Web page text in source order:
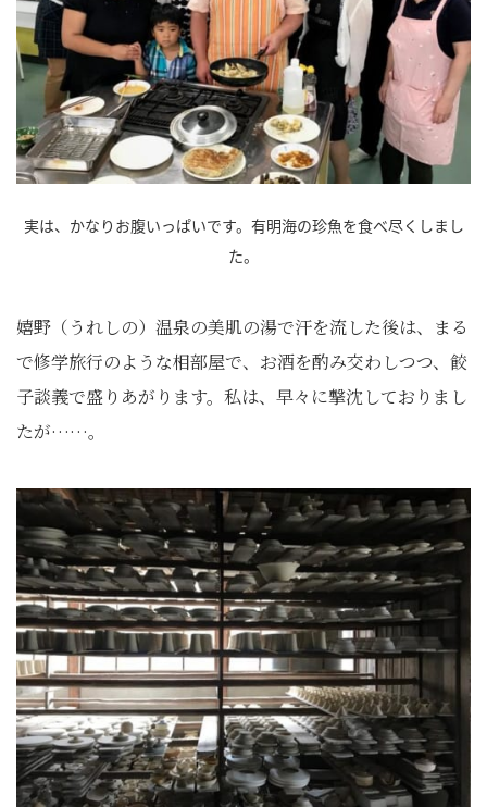
実は、かなりお腹いっぱいです。有明海の珍魚を食べ尽くしまし
た。
嬉野（うれしの）温泉の美肌の湯で汗を流した後は、まる
で修学旅行のような相部屋で、お酒を酌み交わしつつ、餃
子談義で盛りあがります。私は、早々に撃沈しておりまし
たが……。